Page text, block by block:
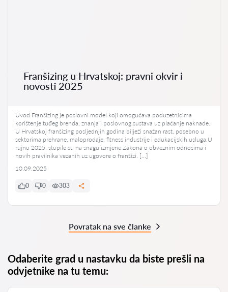
Franšizing u Hrvatskoj: pravni okvir i
novosti 2025
Uvod Franšizing je poslovni model koji omogućava poduzetnicima
korištenje tuđeg brenda, znanja i poslovnog sustava uz plaćanje naknade.
U Hrvatskoj franšizing posljednjih godina bilježi snažan rast, posebno u
sektorima prehrane, maloprodaje, fitness industrije i edukacijskih usluga.U
rujnu 2025. stupile su na snagu izmjene Zakona o obveznim odnosima i
novih pravilnika vezanih uz ugovore o franšizi. […]
10.09.2025
0 0 303
Povratak na sve članke
Odaberite grad u nastavku da biste prešli na
odvjetnike na tu temu: